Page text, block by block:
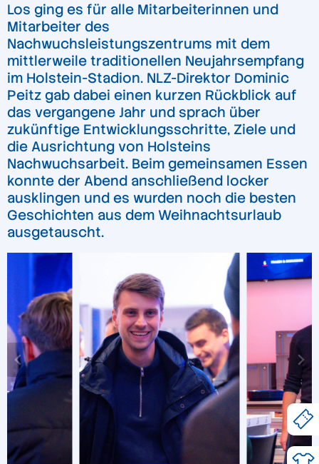
Los ging es für alle Mitarbeiterinnen und
Mitarbeiter des
Nachwuchsleistungszentrums mit dem
mittlerweile traditionellen Neujahrsempfang
im Holstein-Stadion. NLZ-Direktor Dominic
Peitz gab dabei einen kurzen Rückblick auf
das vergangene Jahr und sprach über
zukünftige Entwicklungsschritte, Ziele und
die Ausrichtung von Holsteins
Nachwuchsarbeit. Beim gemeinsamen Essen
konnte der Abend anschließend locker
ausklingen und es wurden noch die besten
Geschichten aus dem Weihnachtsurlaub
ausgetauscht.